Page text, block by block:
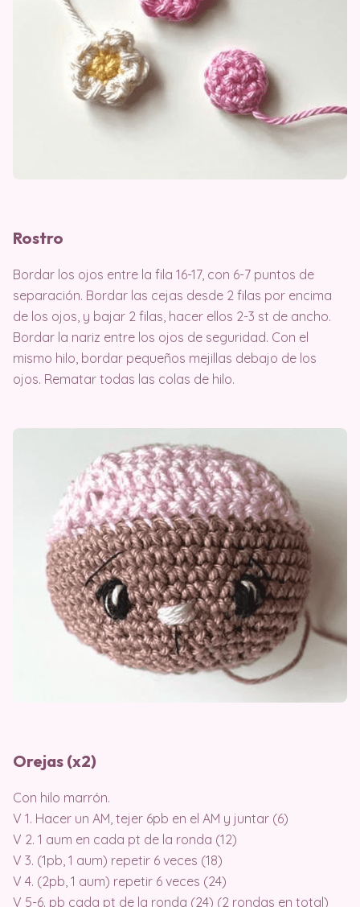
Rostro
Bordar los ojos entre la fila 16-17, con 6-7 puntos de
separación. Bordar las cejas desde 2 filas por encima
de los ojos, y bajar 2 filas, hacer ellos 2-3 st de ancho.
Bordar la nariz entre los ojos de seguridad. Con el
mismo hilo, bordar pequeños mejillas debajo de los
ojos. Rematar todas las colas de hilo.
Orejas (x2)
Con hilo marrón.
V 1. Hacer un AM, tejer 6pb en el AM y juntar (6)
V 2. 1 aum en cada pt de la ronda (12)
V 3. (1pb, 1 aum) repetir 6 veces (18)
V 4. (2pb, 1 aum) repetir 6 veces (24)
V 5-6. pb cada pt de la ronda (24) (2 rondas en total)